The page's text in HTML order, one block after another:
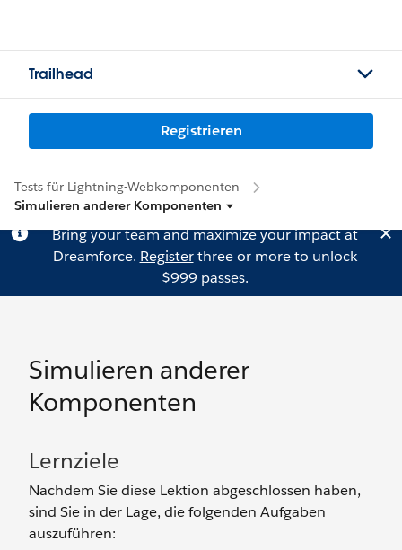
Trailhead
Registrieren
Tests für Lightning-Webkomponenten
Simulieren anderer Komponenten
Bring your team and maximize your impact at
Dreamforce. Registerthree or more to unlock
$999 passes.
Simulieren anderer
Komponenten
Lernziele
Nachdem Sie diese Lektion abgeschlossen haben,
sind Sie in der Lage, die folgenden Aufgaben
auszuführen: